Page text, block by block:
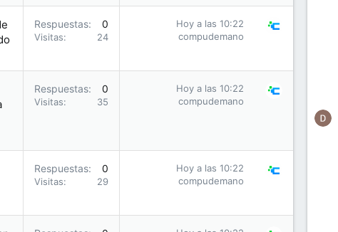
Respuestas 0
Visitas 24
Hoy a las 10:22
compudemano
Respuestas 0
Visitas 35
Hoy a las 10:22
compudemano
Respuestas 0
Visitas 29
Hoy a las 10:22
compudemano